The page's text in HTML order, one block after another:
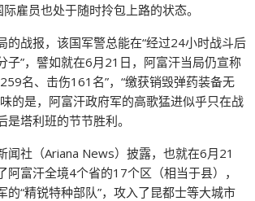
雇员也处于随时拎包上路的状态。
的战报，该国军警总能在“经过24小时战斗后
子”，譬如就在6月21日，阿富汗当局仍宣称
名、击伤161名”，“缴获销毁弹药装备无
的是，阿富汗政府军的高歌猛进似乎只在战
塔利班的节节胜利。
闻社（Ariana News）披露，也就在6月21
阿富汗全境4个省的17个区（相当于县），
的“精锐特种部队”，攻入了昆都士等大城市